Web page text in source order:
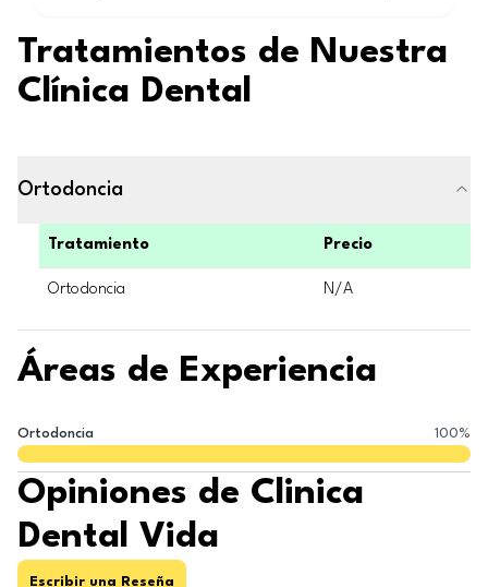
Tratamientos de Nuestra
Clínica Dental
Ortodoncia
Tratamiento Precio
Ortodoncia N/A
Áreas de Experiencia
Ortodoncia 100%
Opiniones de Clinica
Dental Vida
Escribir una Reseña